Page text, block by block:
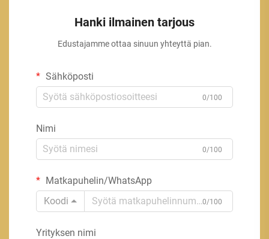
Hanki ilmainen tarjous
Edustajamme ottaa sinuun yhteyttä pian.
Sähköposti
0/100
Nimi
0/100
Matkapuhelin/WhatsApp
Koodi
0/100
Yrityksen nimi